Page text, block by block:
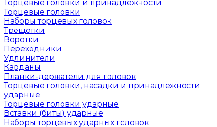
Торцевые головки и принадлежности
Торцевые головки
Наборы торцевых головок
Трещотки
Воротки
Переходники
Удлинители
Карданы
Планки-держатели для головок
Торцевые головки, насадки и принадлежности
ударные
Торцевые головки ударные
Вставки (биты) ударные
Наборы торцевых ударных головок